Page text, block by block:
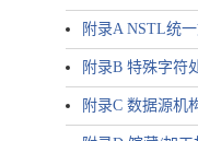
附录A NSTL统
附录B 特殊字符
附录C 数据源机